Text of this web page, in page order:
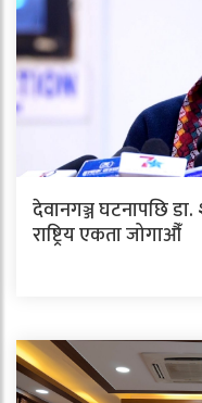
देवानगञ्ज घटनापछि
राष्ट्रिय एकता जोगाऔँ